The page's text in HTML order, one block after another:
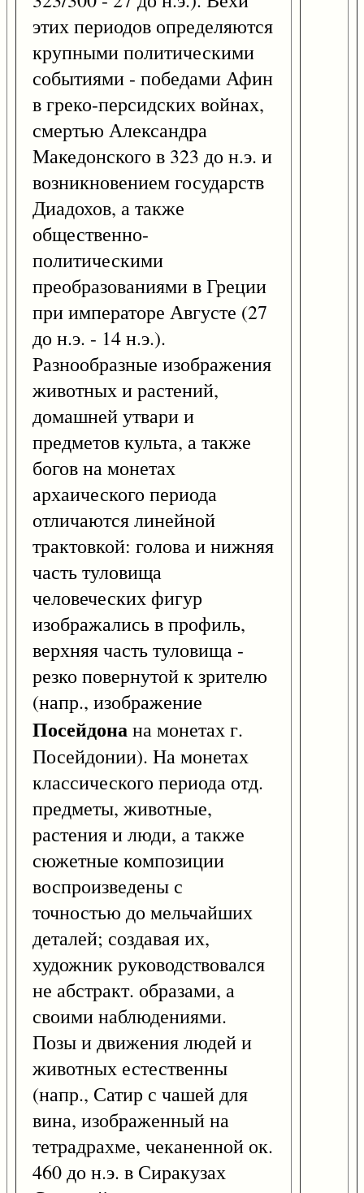
этих периодов определяются
крупными политическими
событиями - победами Афин
в греко-персидских войнах,
смертью Александра
Македонского в 323 до н.э. и
возникновением государств
Диадохов, а также
общественно-
политическими
преобразованиями в Греции
при императоре Августе (27
до н.э. - 14 н.э.).
Разнообразные изображения
животных и растений,
домашней утвари и
предметов культа, а также
богов на монетах
архаического периода
отличаются линейной
трактовкой: голова и нижняя
часть туловища
человеческих фигур
изображались в профиль,
верхняя часть туловища -
резко повернутой к зрителю
(напр., изображение
Посейдонана монетах г.
Посейдонии). На монетах
классического периода отд.
предметы, животные,
растения и люди, а также
сюжетные композиции
воспроизведены с
точностью до мельчайших
деталей; создавая их,
художник руководствовался
не абстракт. образами, а
своими наблюдениями.
Позы и движения людей и
животных естественны
(напр., Сатир с чашей для
вина, изображенный на
тетрадрахме, чеканенной ок.
460 до н.э. в Сиракузах